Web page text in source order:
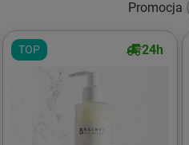
Promocja
TOP 24h